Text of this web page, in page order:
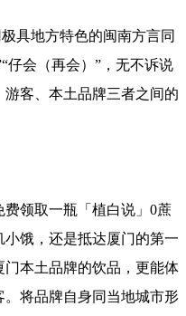
具地方特色的闽南方言同
会（再会）”，无不诉说
客、本土品牌三者之间的
领取一瓶「植白说」0蔗
饿，还是抵达厦门的第一
本土品牌的饮品，更能体
将品牌自身同当地城市形